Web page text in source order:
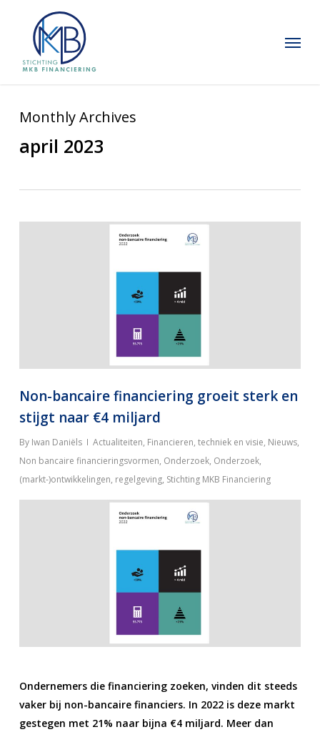
content
Menu
Monthly Archives
april 2023
Non-bancaire financiering groeit sterk en
stijgt naar €4 miljard
By Iwan Daniëls Actualiteiten, Financieren, techniek en visie, Nieuws,
Non bancaire financieringsvormen, Onderzoek, Onderzoek,
(markt-)ontwikkelingen, regelgeving, Stichting MKB Financiering
Ondernemers die financiering zoeken, vinden dit steeds
vaker bij non-bancaire financiers. In 2022 is deze markt
gestegen met 21% naar bijna €4 miljard. Meer dan